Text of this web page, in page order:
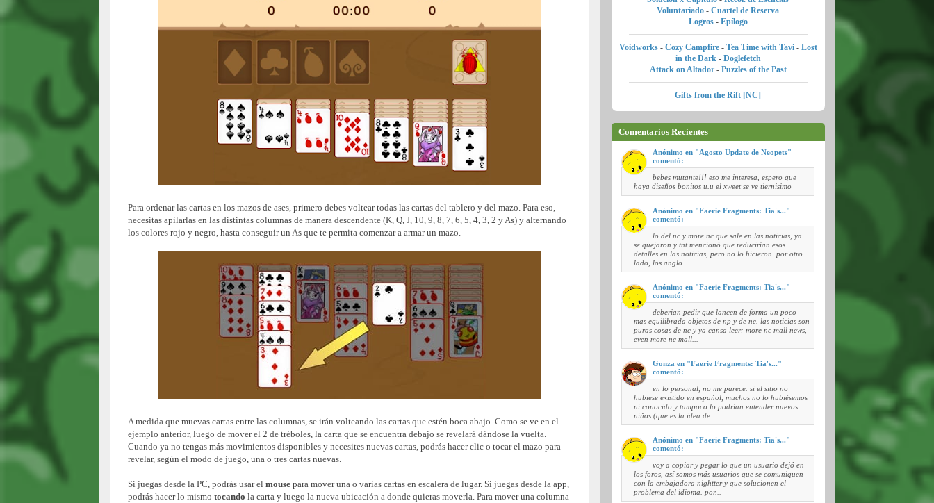
Para ordenar las cartas en los mazos de ases, primero debes voltear todas las cartas del tablero y del mazo. Para eso,
necesitas apilarlas en las distintas columnas de manera descendente (K, Q, J, 10, 9, 8, 7, 6, 5, 4, 3, 2 y As) y alternando
los colores rojo y negro, hasta conseguir un As que te permita comenzar a armar un mazo.
A medida que muevas cartas entre las columnas, se irán volteando las cartas que estén boca abajo. Como se ve en el
ejemplo anterior, luego de mover el 2 de tréboles, la carta que se encuentra debajo se revelará dándose la vuelta.
Cuando ya no tengas más movimientos disponibles y necesites nuevas cartas, podrás hacer clic o tocar el mazo para
revelar, según el modo de juego, una o tres cartas nuevas.
Si juegas desde la PC, podrás usar el mouse para mover una o varias cartas en escalera de lugar. Si juegas desde la app,
podrás hacer lo mismo tocando la carta y luego la nueva ubicación a donde quieras moverla. Para mover una columna
Voluntariado -Cuartel de Reserva
Logros- Epílogo
Voidworks- Cozy Campfire - Tea Time with Tavi- Lost
in the Dark- Doglefetch
Attack on Altador- Puzzles of the Past
Gifts from the Rift [NC]
Comentarios Recientes
Anónimo en "Agosto Update de Neopets"
comentó:
bebes mutante!!! eso me interesa, espero que
haya diseños bonitos u.u el xweet se ve tiernisimo
Anónimo en "Faerie Fragments: Tia's..."
comentó:
lo del nc y more nc que sale en las noticias, ya
se quejaron y tnt mencionó que reducirían esos
detalles en las noticias, pero no lo hicieron. por otro
lado, los anglo...
Anónimo en "Faerie Fragments: Tia's..."
comentó:
deberian pedir que lancen de forma un poco
mas equilibrada objetos de np y de nc. las noticias son
puras cosas de nc y ya cansa leer: more nc mall news,
even more nc mall...
Gonza en "Faerie Fragments: Tia's..."
comentó:
en lo personal, no me parece. si el sitio no
hubiese existido en español, muchos no lo hubiésemos
ni conocido y tampoco lo podrían entender nuevos
niños (que es la idea de...
Anónimo en "Faerie Fragments: Tia's..."
comentó:
voy a copiar y pegar lo que un usuario dejó en
los foros, así somos más usuarios que se comuniquen
con la embajadora nightter y que solucionen el
problema del idioma. por...